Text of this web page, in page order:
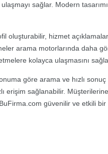
sağlar. Modern
oluşturabilir, hizmet
arama motorlarında daha
kolayca ulaşmasını
göre arama ve hızlı
erişim sağlanabilir.
güvenilir ve etkili bir